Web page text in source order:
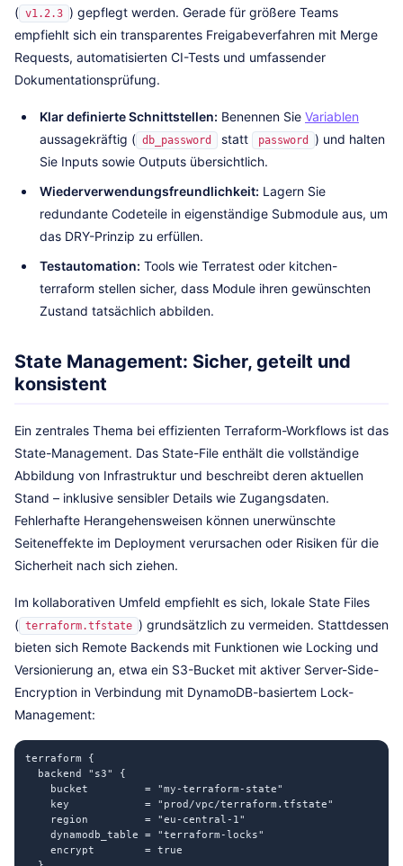
( v1.2.3 ) gepflegt werden. Gerade für größere Teams
empfiehlt sich ein transparentes Freigabeverfahren mit Merge
Requests, automatisierten CI-Tests und umfassender
Dokumentationsprüfung.
Klar definierte Schnittstellen: Benennen Sie Variablen
aussagekräftig ( db_password statt password
) und halten
Sie Inputs sowie Outputs übersichtlich.
Wiederverwendungsfreundlichkeit: Lagern Sie
redundante Codeteile in eigenständige Submodule aus, um
das DRY-Prinzip zu erfüllen.
Testautomation: Tools wie Terratest oder kitchen-
terraform stellen sicher, dass Module ihren gewünschten
Zustand tatsächlich abbilden.
State Management: Sicher, geteilt und
konsistent
Ein zentrales Thema bei effizienten Terraform-Workflows ist das
State-Management. Das State-File enthält die vollständige
Abbildung von Infrastruktur und beschreibt deren aktuellen
Stand – inklusive sensibler Details wie Zugangsdaten.
Fehlerhafte Herangehensweisen können unerwünschte
Seiteneffekte im Deployment verursachen oder Risiken für die
Sicherheit nach sich ziehen.
Im kollaborativen Umfeld empfiehlt es sich, lokale State Files
( terraform.tfstate ) grundsätzlich zu vermeiden. Stattdessen
bieten sich Remote Backends mit Funktionen wie Locking und
Versionierung an, etwa ein S3-Bucket mit aktiver Server-Side-
Encryption in Verbindung mit DynamoDB-basiertem Lock-
Management:
terraform {
  backend "s3" {
    bucket         = "my-terraform-state"
    key            = "prod/vpc/terraform.tfstate"
    region         = "eu-central-1"
    dynamodb_table = "terraform-locks"
    encrypt        = true